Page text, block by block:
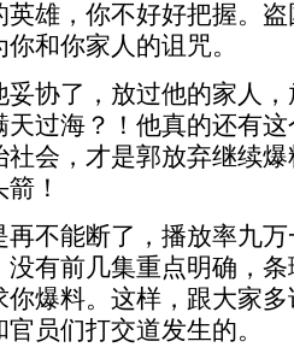
英雄，你不好好把握。
和你家人的诅咒。
妥协了，放过他的家人
天过海？！他真的还有
社会，才是郭放弃继续
！
再不能断了，播放率九
没有前几集重点明确，
你爆料。这样，跟大家
员们打交道发生的。